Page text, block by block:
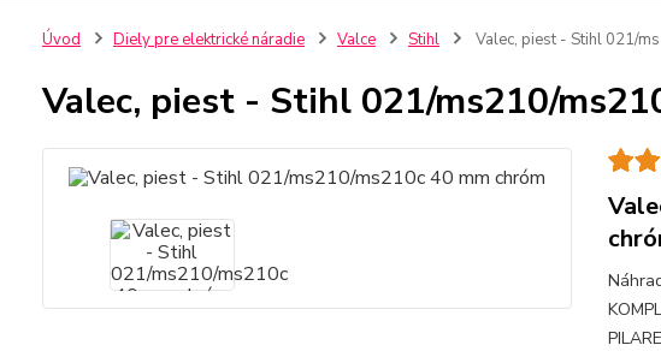
Úvod Diely pre elektrické náradie Valce Stihl Valec, piest - Stihl 021/
Valec, piest - Stihl 021/ms210/